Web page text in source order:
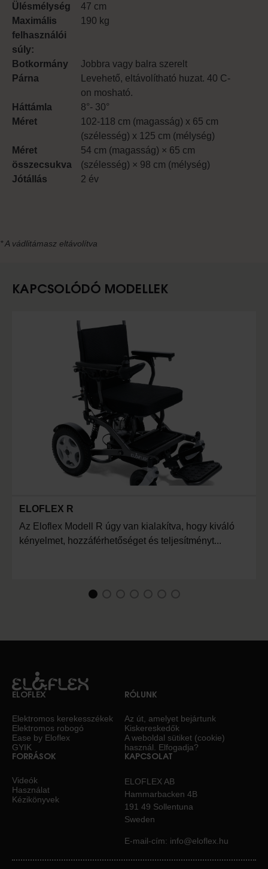
Ülésmélység
47 cm
Maximális
felhasználói
súly:
190 kg
Botkormány
Jobbra vagy balra szerelt
Párna
Levehető, eltávolítható huzat. 40 C-
on mosható.
Háttámla
8°- 30°
Méret
102-118 cm (magasság) x 65 cm
(szélesség) x 125 cm (mélység)
Méret
összecsukva
54 cm (magasság) × 65 cm
(szélesség) × 98 cm (mélység)
Jótállás
2 év
* A vádlitámasz eltávolítva
KAPCSOLÓDÓ MODELLEK
ELOFLEX R
Az Eloflex Modell R úgy van kialakítva, hogy kiváló
kényelmet, hozzáférhetőséget és teljesítményt...
1
Current Item
ELOFLEX
Elektromos kerekesszékek
Elektromos robogó
Ease by Eloflex
GYIK
RÓLUNK
Az út, amelyet bejártunk
Kiskereskedők
A weboldal sütiket (cookie)
használ. Elfogadja?
FORRÁSOK
Videók
Használat
Kézikönyvek
KAPCSOLAT
ELOFLEX AB
Hammarbacken 4B
191 49 Sollentuna
Sweden
E-mail-cím: info@eloflex.hu